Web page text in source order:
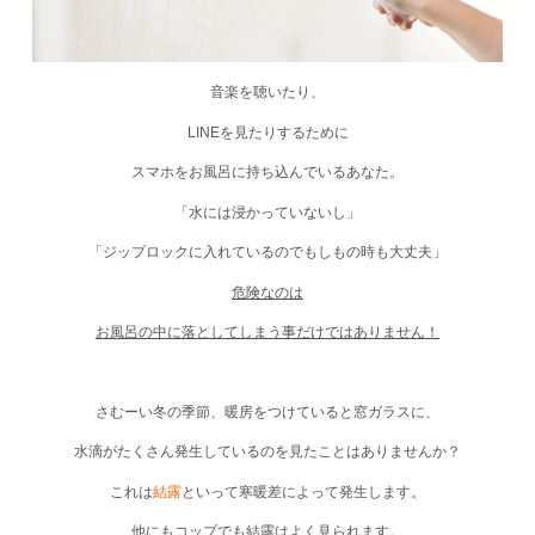
音楽を聴いたり、
LINEを見たりするために
スマホをお風呂に持ち込んでいるあなた。
「水には浸かっていないし」
「ジップロックに入れているのでもしもの時も大丈夫」
危険なのは
お風呂の中に落としてしまう事だけではありません！
さむーい冬の季節、暖房をつけていると窓ガラスに、
水滴がたくさん発生しているのを見たことはありませんか？
これは結露といって寒暖差によって発生します。